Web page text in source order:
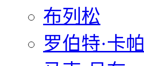
布列松
罗伯特·卡帕